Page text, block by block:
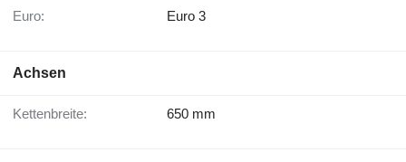
Euro: Euro 3
Achsen
Kettenbreite: 650 mm